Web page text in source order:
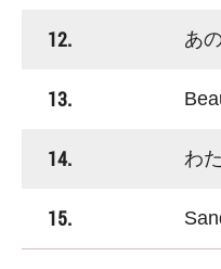
12. あの夏
13.
14. わたし
15. Sandy (